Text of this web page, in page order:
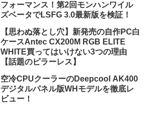
フォーマンス！第2回モンハンワイル
ズベータでLSFG 3.0最新版を検証！
【思わぬ落とし穴】新発売の自作PC白
ケースAntec CX200M RGB ELITE
WHITE買ってはいけない3つの理由
【話題のピラーレス】
空冷CPUクーラーのDeepcool AK400
デジタルパネル版WHモデルを徹底レ
ビュー！